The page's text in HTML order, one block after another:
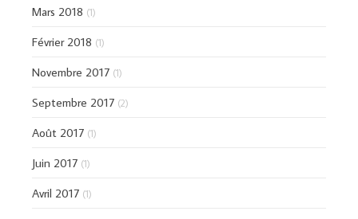
Mars 2018 (1)
Février 2018 (1)
Novembre 2017 (1)
Septembre 2017 (2)
Août 2017 (1)
Juin 2017 (1)
Avril 2017 (1)